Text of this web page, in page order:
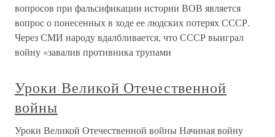
вопросов при фальсификации истории ВОВ является
вопрос о понесенных в ходе ее людских потерях СССР.
Через СМИ народу вдалбливается, что СССР выиграл
войну «завалив противника трупами
Уроки Великой Отечественной
войны
Уроки Великой Отечественной войны Начиная войну